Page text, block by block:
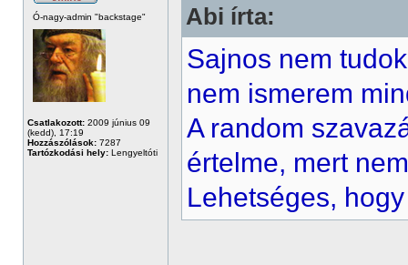
Ó-nagy-admin "backstage"
Csatlakozott: 2009 június 09
(kedd), 17:19
Hozzászólások: 7287
Tartózkodási hely: Lengyeltóti
Abi írta:
Sajnos nem
nem ismerem
A random
értelme, mert
Lehetséges,